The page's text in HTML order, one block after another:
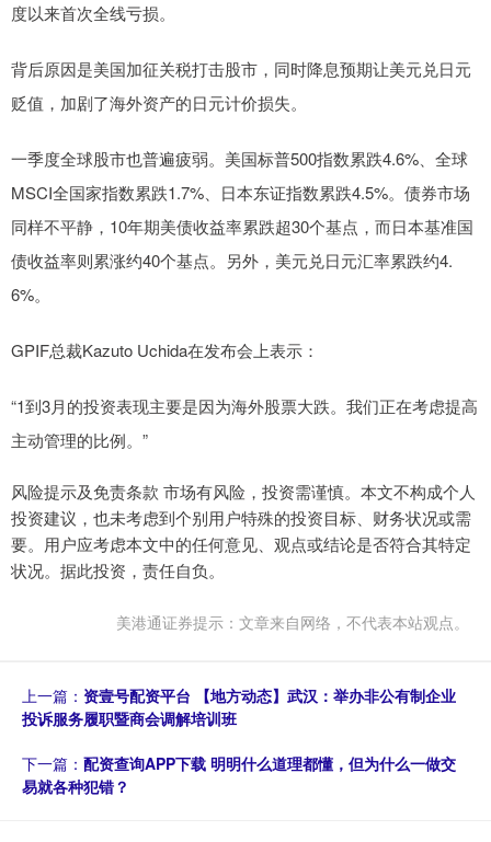
度以来首次全线亏损。
背后原因是美国加征关税打击股市，同时降息预期让美元兑日元
贬值，加剧了海外资产的日元计价损失。
一季度全球股市也普遍疲弱。美国标普500指数累跌4.6%、全球
MSCI全国家指数累跌1.7%、日本东证指数累跌4.5%。债券市场
同样不平静，10年期美债收益率累跌超30个基点，而日本基准国
债收益率则累涨约40个基点。另外，美元兑日元汇率累跌约4.
6%。
GPIF总裁Kazuto Uchida在发布会上表示：
“1到3月的投资表现主要是因为海外股票大跌。我们正在考虑提高
主动管理的比例。”
风险提示及免责条款 市场有风险，投资需谨慎。本文不构成个人
投资建议，也未考虑到个别用户特殊的投资目标、财务状况或需
要。用户应考虑本文中的任何意见、观点或结论是否符合其特定
状况。据此投资，责任自负。
美港通证券提示：文章来自网络，不代表本站观点。
上一篇： 资壹号配资平台 【地方动态】武汉：举办非公有制企业
投诉服务履职暨商会调解培训班
下一篇： 配资查询APP下载 明明什么道理都懂，但为什么一做交
易就各种犯错？